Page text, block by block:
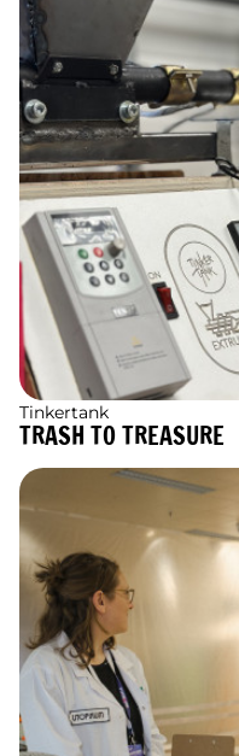
Tinkertank
TRASH TO TREASURE